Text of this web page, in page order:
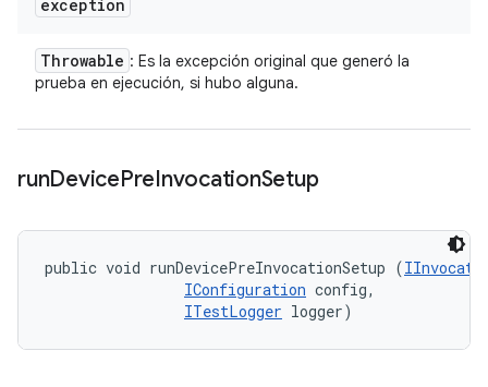
exception
Throwable : Es la excepción original que generó la
prueba en ejecución, si hubo alguna.
runDevicePreInvocationSetup
public void runDevicePreInvocationSetup (
IConfiguration config,
ITestLogger logger)